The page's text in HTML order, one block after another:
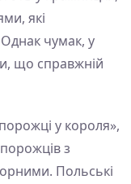
які
чумак, у
що справжній
у короля»,
з
Польські